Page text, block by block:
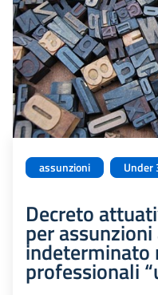
assunzioni Under
Decreto
per
professionali